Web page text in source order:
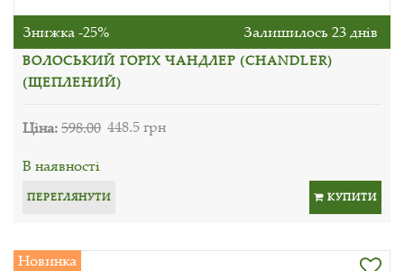
Знижка -25% Залишилось 23 днів
ВОЛОСЬКИЙ ГОРІХ ЧАНДЛЕР (СHANDLER)
(ЩЕПЛЕНИЙ)
Ціна:598.00 448.5 грн
В наявності
ПЕРЕГЛЯНУТИ КУПИТИ
Новинка